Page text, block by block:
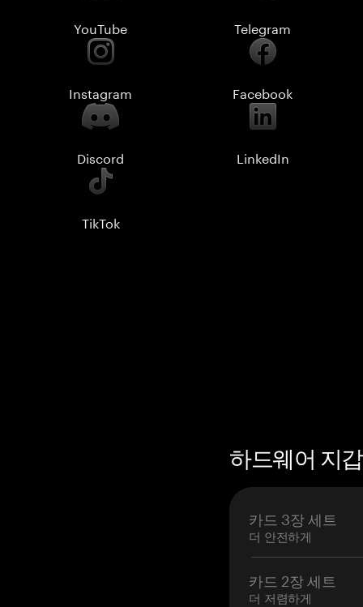
YouTube Telegram
Instagram Facebook
Discord LinkedIn
TikTok
하드웨어 지
카드 3장 세트
더 안전하게
카드 2장 세트
더 저렴하게